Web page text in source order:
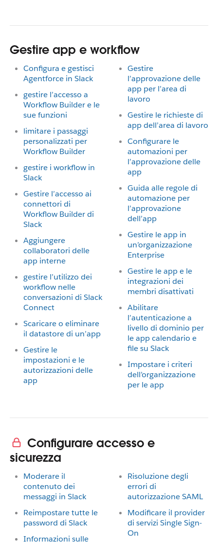
Gestire app e workflow
Configura e gestisci
Agentforce in Slack
gestire l’accesso a
Workflow Builder e le
sue funzioni
limitare i passaggi
personalizzati per
Workflow Builder
gestire i workflow in
Slack
Gestire l’accesso ai
connettori di
Workflow Builder di
Slack
Aggiungere
collaboratori delle
app interne
gestire l’utilizzo dei
workflow nelle
conversazioni di Slack
Connect
Scaricare o eliminare
il datastore di un’app
Gestire le
impostazioni e le
autorizzazioni delle
app
Gestire
l’approvazione delle
app per l’area di
lavoro
Gestire le richieste di
app dell’area di lavoro
Configurare le
automazioni per
l’approvazione delle
app
Guida alle regole di
automazione per
l’approvazione
dell’app
Gestire le app in
un’organizzazione
Enterprise
Gestire le app e le
integrazioni dei
membri disattivati
Abilitare
l’autenticazione a
livello di dominio per
le app calendario e
file su Slack
Impostare i criteri
dell’organizzazione
per le app
Configurare accesso e
sicurezza
Moderare il
contenuto dei
messaggi in Slack
Reimpostare tutte le
password di Slack
Informazioni sulle
Risoluzione degli
errori di
autorizzazione SAML
Modificare il provider
di servizi Single Sign-
On